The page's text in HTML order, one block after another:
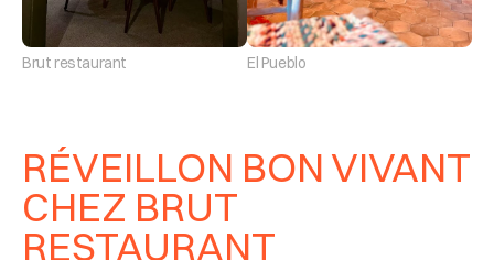
Brut restaurant El Pueblo
RÉVEILLON BON VIVANT
CHEZ BRUT
RESTAURANT